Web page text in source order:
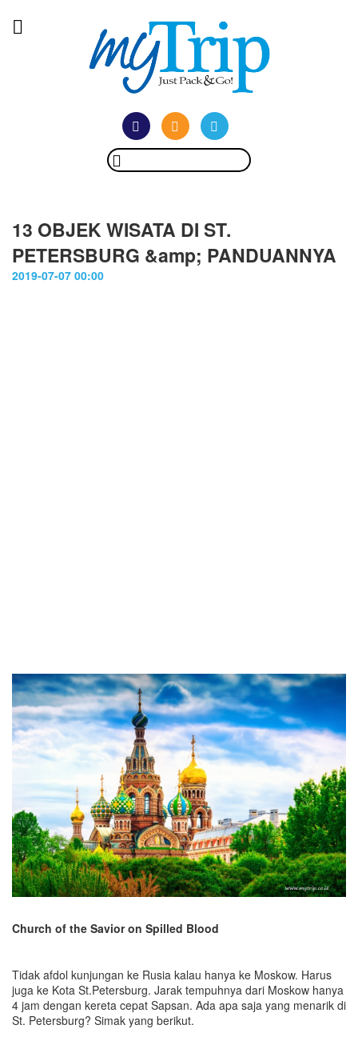
13 OBJEK WISATA DI ST.
PETERSBURG &amp; PANDUANNYA
2019-07-07 00:00
Church of the Savior on Spilled Blood
Tidak afdol kunjungan ke Rusia kalau hanya ke Moskow. Harus
juga ke Kota St.Petersburg. Jarak tempuhnya dari Moskow hanya
4 jam dengan kereta cepat Sapsan. Ada apa saja yang menarik di
St. Petersburg? Simak yang berikut.